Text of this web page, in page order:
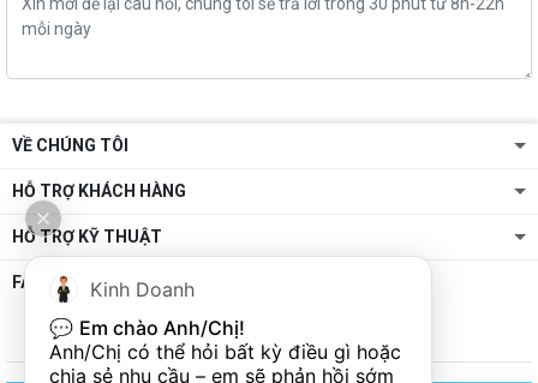
VỀ CHÚNG TÔI
HỖ TRỢ KHÁCH HÀNG
HỖ TRỢ KỸ THUẬT
FANPAGE
Kinh Doanh
💬 Em chào Anh/Chị!
Anh/Chị có thể hỏi bất kỳ điều gì hoặc
chia sẻ nhu cầu – em sẽ phản hồi sớm